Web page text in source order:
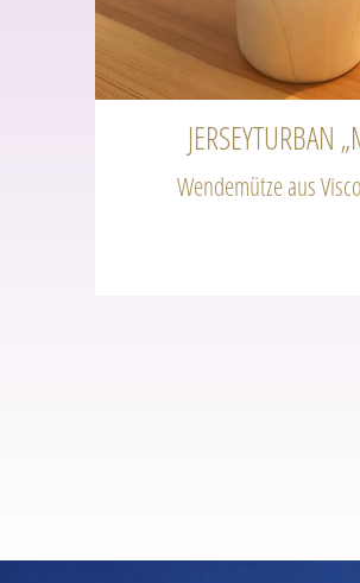
JERSEYTURBAN
Wendemütze aus